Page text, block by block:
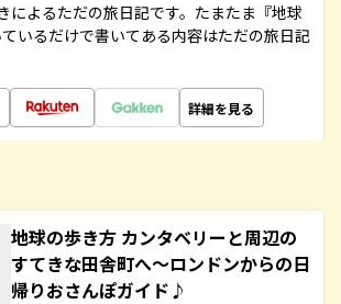
によるただの旅日記です。たまたま『地球
いるだけで書いてある内容はただの旅日記
詳細を見る
地球の歩き方 カンタベリーと周辺の
すてきな田舎町へ～ロンドンからの日
帰りおさんぽガイド♪